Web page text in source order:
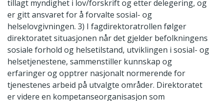
tillagt myndighet i lov/forskrift og etter delegering, og
er gitt ansvaret for å forvalte sosial- og
helselovgivningen. 3) I fagdirektoratrollen følger
direktoratet situasjonen når det gjelder befolkningens
sosiale forhold og helsetilstand, utviklingen i sosial- og
helsetjenestene, sammenstiller kunnskap og
erfaringer og opptrer nasjonalt normerende for
tjenestenes arbeid på utvalgte områder. Direktoratet
er videre en kompetanseorganisasjon som